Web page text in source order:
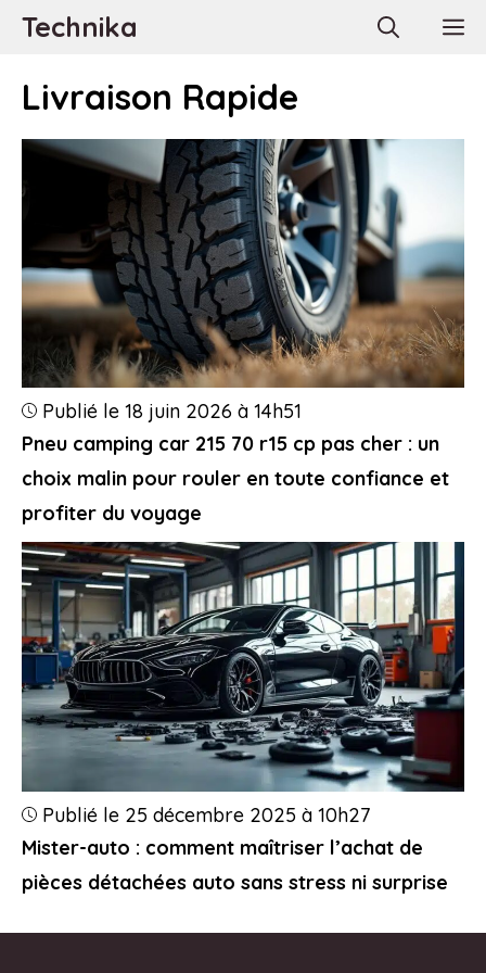
AllerTechnika
Livraison Rapide
Pneu camping car 215 70 r15 cp pas cher : un
choix malin pour rouler en toute confiance et
profiter du voyage
Publié le 18 juin 2026 à 14h51
Mister-auto : comment maîtriser l’achat de
pièces détachées auto sans stress ni surprise
Publié le 25 décembre 2025 à 10h27